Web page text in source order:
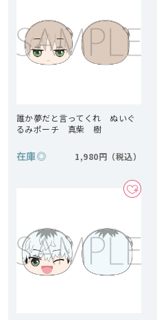
誰か夢だと言ってくれ ぬいぐ
るみポーチ 真柴 樹
在庫◎ 1,980円